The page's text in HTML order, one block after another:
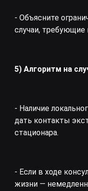
- Объясните
случаи,
5) Алгоритм на
- Наличие
дать контакты
стационара.
- Если в ходе
жизни —